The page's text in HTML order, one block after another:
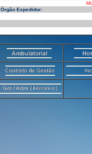
Órgão Expedidor: